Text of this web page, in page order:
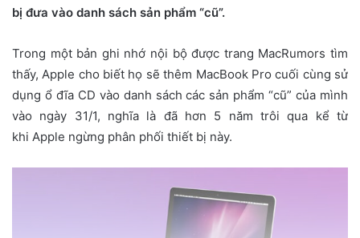
a
l
bị đưa vào danh sách sản phẩm “cũ”.
Trong một bản ghi nhớ nội bộ được trang MacRumors tìm
thấy, Apple cho biết họ sẽ thêm MacBook Pro cuối cùng sử
dụng ổ đĩa CD vào danh sách các sản phẩm “cũ” của mình
vào ngày 31/1, nghĩa là đã hơn 5 năm trôi qua kể từ
khi Apple ngừng phân phối thiết bị này.